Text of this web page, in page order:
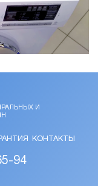
И
КОНТАКТЫ
94